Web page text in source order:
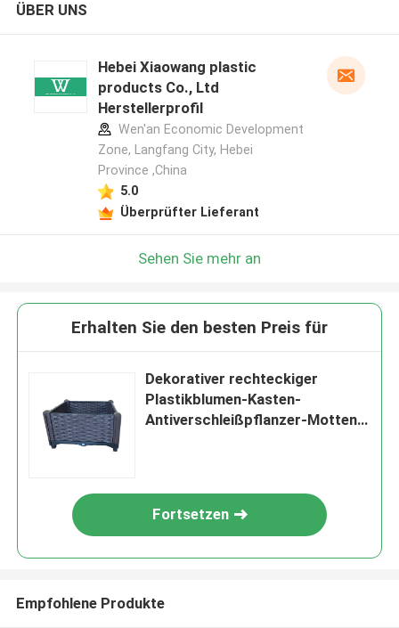
ÜBER UNS
Hebei Xiaowang plastic
products Co., Ltd
Herstellerprofil
Wen'an Economic Development
Zone, Langfang City, Hebei
Province ,China
5.0
Überprüfter Lieferant
Sehen Sie mehr an
Erhalten Sie den besten Preis für
Dekorativer rechteckiger
Plastikblumen-Kasten-
Antiverschleißpflanzer-Motten-
Fortsetzen
Empfohlene Produkte